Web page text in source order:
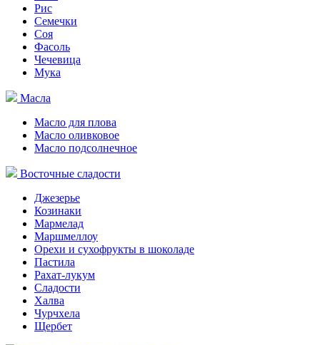
Рис
Семечки
Соя
Фасоль
Чечевица
Мука
Масла
Масло для плова
Масло оливковое
Масло подсолнечное
Восточные сладости
Джезерье
Козинаки
Мармелад
Маршмеллоу
Орехи и сухофрукты в шоколаде
Пастила
Рахат-лукум
Сладости
Халва
Чурчхела
Щербет